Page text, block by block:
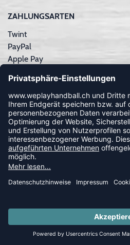
SUMMER SALE:
ZAHLUNGSARTEN
Twint
PayPal
Apple Pay
Kreditkarte
Rechnungskauf
NEWSLETTER
FOLLOW